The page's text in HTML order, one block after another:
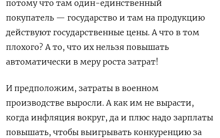
потому что там один-единственный
покупатель — государство и там на продукцию
действуют государственные цены. А что в том
плохого? А то, что их нельзя повышать
автоматически в меру роста затрат!
И предположим, затраты в военном
производстве выросли. А как им не вырасти,
когда инфляция вокруг, да и плюс надо зарплаты
повышать, чтобы выигрывать конкуренцию за